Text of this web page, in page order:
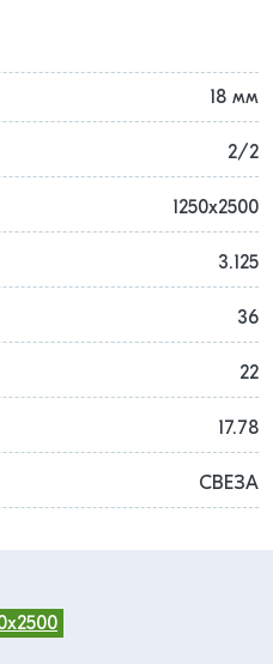
18 мм
2/2
1250x2500
3.125
36
22
17.78
СВЕЗА